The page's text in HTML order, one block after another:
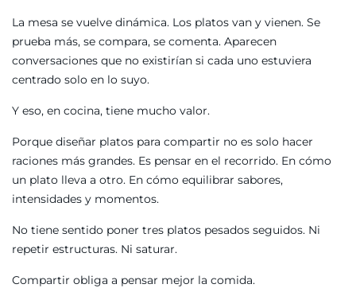
La mesa se vuelve dinámica. Los platos van y vienen. Se
prueba más, se compara, se comenta. Aparecen
conversaciones que no existirían si cada uno estuviera
centrado solo en lo suyo.
Y eso, en cocina, tiene mucho valor.
Porque diseñar platos para compartir no es solo hacer
raciones más grandes. Es pensar en el recorrido. En cómo
un plato lleva a otro. En cómo equilibrar sabores,
intensidades y momentos.
No tiene sentido poner tres platos pesados seguidos. Ni
repetir estructuras. Ni saturar.
Compartir obliga a pensar mejor la comida.